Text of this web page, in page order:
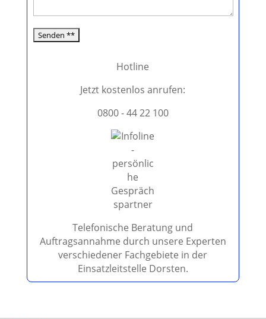
e
d
i
Hotline
Jetzt kostenlos anrufen:
0800 - 44 22 100
Telefonische Beratung und
Auftragsannahme durch unsere Experten
verschiedener Fachgebiete in der
Einsatzleitstelle Dorsten.